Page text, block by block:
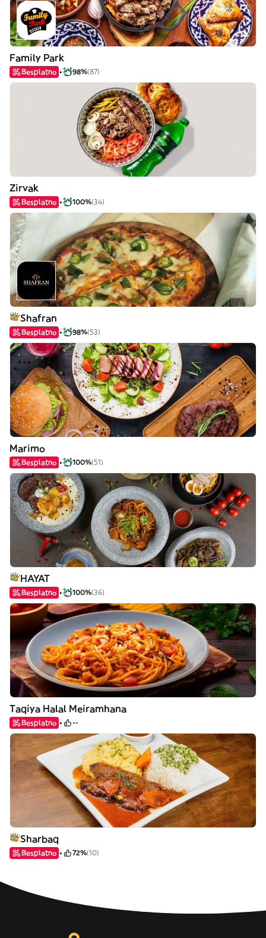
Family Park
Besplatno 98%(87)
Zirvak
Besplatno 100%(34)
Shafran
Besplatno 98%(53)
Marimo
Besplatno 100%(51)
HAYAT
Besplatno 100%(36)
Taqiya Halal Meiramhana
Besplatno --
Sharbaq
Besplatno 72%(10)